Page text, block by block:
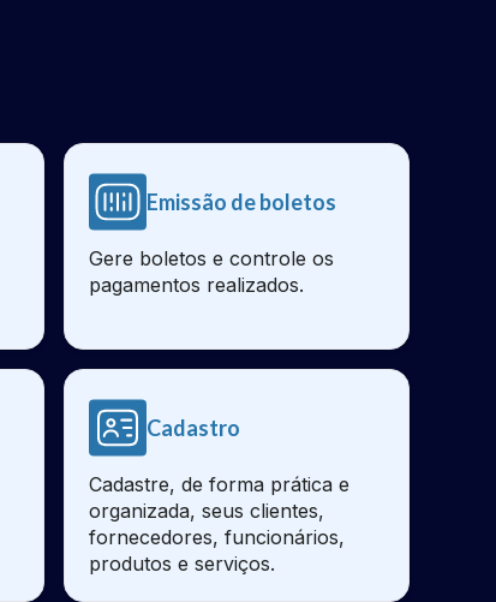
Emissão de boletos
Gere boletos e controle os
pagamentos realizados.
Cadastro
Cadastre, de forma prática e
organizada, seus clientes,
fornecedores, funcionários,
produtos e serviços.